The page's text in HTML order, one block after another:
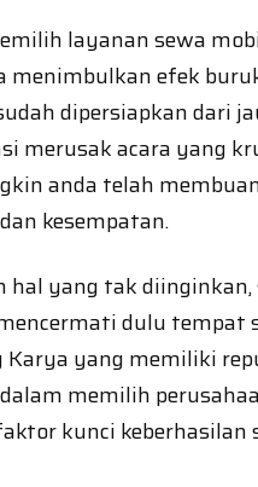
layanan sewa
menimbulkan efek
dipersiapkan dari
merusak acara yang
anda telah
kesempatan.
hal yang tak
dulu tempat
Karya yang memiliki
memilih
kunci keberhasilan